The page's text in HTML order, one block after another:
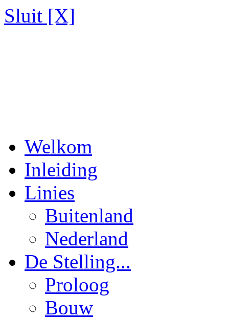
Sluit [X]
Welkom
Inleiding
Linies
Buitenland
Nederland
De Stelling...
Proloog
Bouw